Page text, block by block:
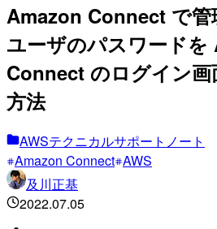
Amazon Connect で
ユーザのパスワードを
Connect のログイン画
方法
AWSテクニカルサポートノート
Amazon Connect AWS
及川正基
2022.07.05